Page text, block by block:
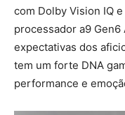
com Dolby Vision IQ
processador a9
expectativas dos
tem um forte DNA
performance e